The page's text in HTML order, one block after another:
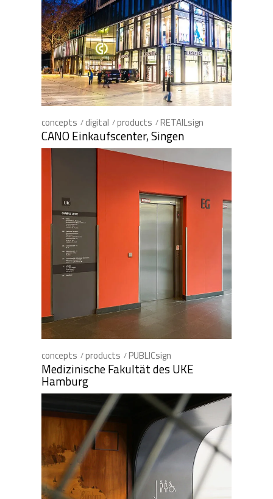
concepts digital products RETAILsign
CANO Einkaufscenter, Singen
concepts products PUBLICsign
Medizinische Fakultät des UKE
Hamburg